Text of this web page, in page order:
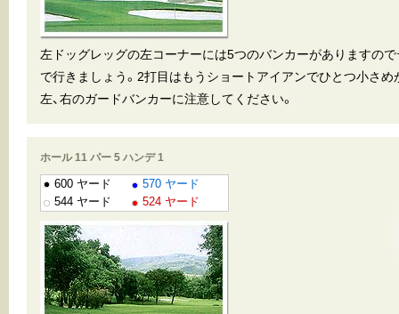
左ドッグレッグの左コーナーには5つのバンカーがありますの
で行きましょう。2打目はもうショートアイアンでひとつ小さめ
左、右のガードバンカーに注意してください。
ホール 11 パー 5 ハンデ 1
600 ヤード
570 ヤード
544 ヤード
524 ヤード